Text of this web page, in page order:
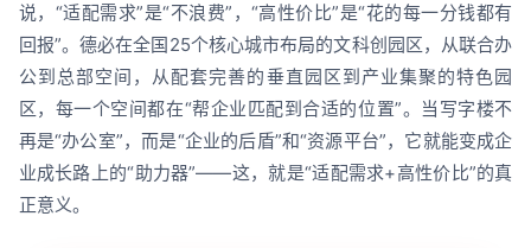
说，“适配需求”是“不浪费”，“高性价比”是“花的每一分钱都有
回报”。德必在全国25个核心城市布局的文科创园区，从联合办
公到总部空间，从配套完善的垂直园区到产业集聚的特色园
区，每一个空间都在“帮企业匹配到合适的位置”。当写字楼不
再是“办公室”，而是“企业的后盾”和“资源平台”，它就能变成企
业成长路上的“助力器”——这，就是“适配需求+高性价比”的真
正意义。